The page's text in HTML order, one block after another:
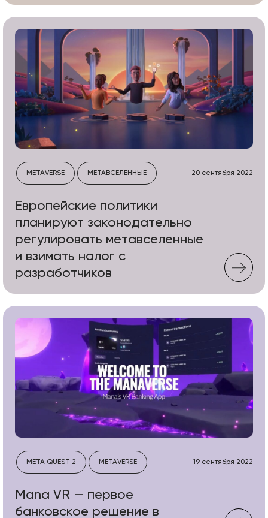
METAVERSE МЕТАВСЕЛЕННЫЕ 20 сентября 2022
Европейские политики
планируют законодательно
регулировать метавселенные
и взимать налог с
разработчиков
META QUEST 2 METAVERSE 19 сентября 2022
Mana VR — первое
банковское решение в